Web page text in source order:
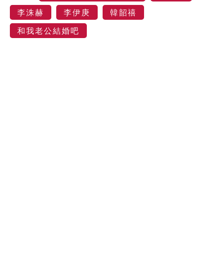
李洙赫
李伊庚
韓韶禧
和我老公結婚吧